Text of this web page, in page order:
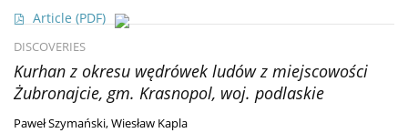
Article (PDF)
DISCOVERIES
Kurhan z okresu wędrówek ludów z miejscowości
Żubronajcie, gm. Krasnopol, woj. podlaskie
Paweł Szymański,Wiesław Kapla